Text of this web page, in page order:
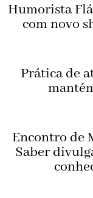
Humorista
com novo
Prática de
Encontro de
Saber